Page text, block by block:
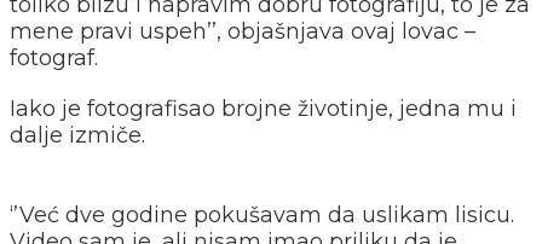
toliko blizu i napravim dobru fotografiju, to je za
mene pravi uspeh’’, objašnjava ovaj lovac –
fotograf.
Iako je fotografisao brojne životinje, jedna mu i
dalje izmiče.
‘’Već dve godine pokušavam da uslikam lisicu.